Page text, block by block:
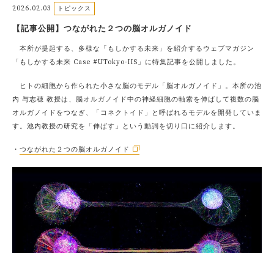
2026.02.03 トピックス
【記事公開】つながれた２つの脳オルガノイド
本所が提起する、多様な「もしかする未来」を紹介するウェブマガジン
「もしかする未来 Case #UTokyo-IIS」に特集記事を公開しました。
ヒトの細胞から作られた小さな脳のモデル「脳オルガノイド」。本所の池
内 与志穂 教授は、脳オルガノイド中の神経細胞の軸索を伸ばして複数の脳
オルガノイドをつなぎ、「コネクトイド」と呼ばれるモデルを開発していま
す。池内教授の研究を「伸ばす」という動詞を切り口に紹介します。
・ つながれた２つの脳オルガノイド